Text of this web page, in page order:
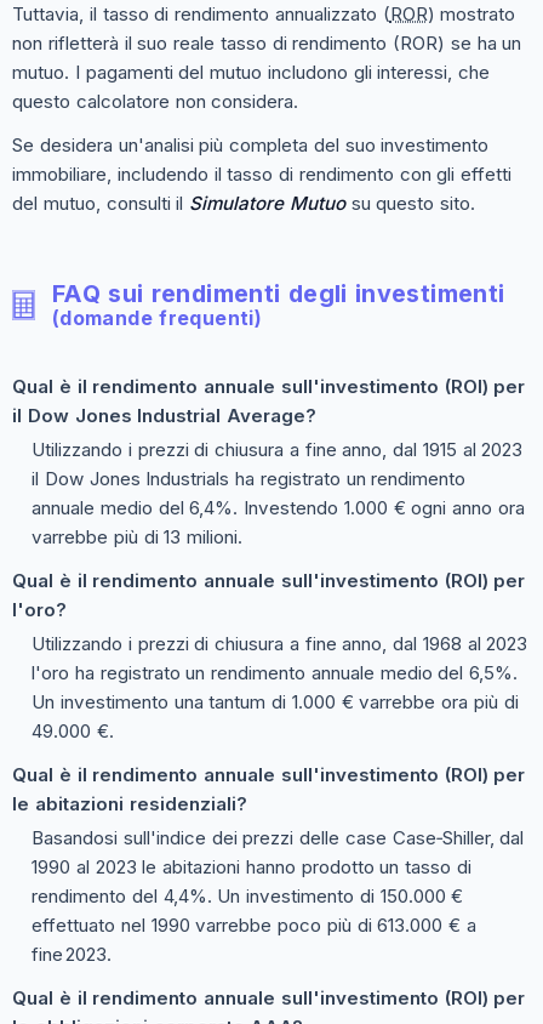
Tuttavia, il tasso di rendimento annualizzato (ROR) mostrato
non rifletterà il suo reale tasso di rendimento (ROR) se ha un
mutuo. I pagamenti del mutuo includono gli interessi, che
questo calcolatore non considera.
Se desidera un'analisi più completa del suo investimento
immobiliare, includendo il tasso di rendimento con gli effetti
del mutuo, consulti il Simulatore Mutuosu questo sito.
FAQ sui rendimenti degli investimenti
(domande frequenti)
Qual è il rendimento annuale sull'investimento (ROI) per
il Dow Jones Industrial Average?
Utilizzando i prezzi di chiusura a fine anno, dal 1915 al 2023
il Dow Jones Industrials ha registrato un rendimento
annuale medio del 6,4%. Investendo 1.000 € ogni anno ora
varrebbe più di 13 milioni.
Qual è il rendimento annuale sull'investimento (ROI) per
l'oro?
Utilizzando i prezzi di chiusura a fine anno, dal 1968 al 2023
l'oro ha registrato un rendimento annuale medio del 6,5%.
Un investimento una tantum di 1.000 € varrebbe ora più di
49.000 €.
Qual è il rendimento annuale sull'investimento (ROI) per
le abitazioni residenziali?
Basandosi sull'indice dei prezzi delle case Case‑Shiller, dal
1990 al 2023 le abitazioni hanno prodotto un tasso di
rendimento del 4,4%. Un investimento di 150.000 €
effettuato nel 1990 varrebbe poco più di 613.000 € a
fine 2023.
Qual è il rendimento annuale sull'investimento (ROI) per